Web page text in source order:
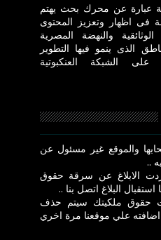
عن محرك بحث يهتم
فى اظهار وتعزيز المحتوى
والنهضة المصرية
الذى ينمو فيها التطوير
على الشبكة العنكبوتية
والموقع غير مسئول عن
..
الابلاغ عن سرقة حقوق
البلاغ اتصل بنا ..
حقوق ملكيتك سيتم حذف
علي موقعنا مرة اخري